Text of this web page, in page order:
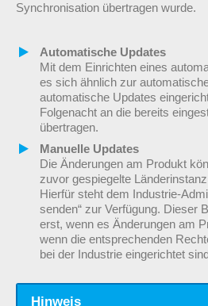
Synchronisation übertragen wurde.
Automatische Updates
Mit dem Einrichten eines
es sich ähnlich zur
automatische Updates
Folgenacht an die bereits
übertragen.
Manuelle Updates
Die Änderungen am Produkt
zuvor gespiegelte
Hierfür steht dem Industrie-
senden“ zur Verfügung. Dieser
erst, wenn es Änderungen am
wenn die entsprechenden
bei der Industrie eingerichtet
Hinweis